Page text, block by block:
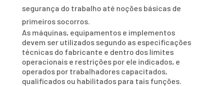
segurança do trabalho até noções básicas de
primeiros socorros.
As máquinas, equipamentos e implementos
devem ser utilizados segundo as especificações
técnicas do fabricante e dentro dos limites
operacionais e restrições por ele indicados, e
operados por trabalhadores capacitados,
qualificados ou habilitados para tais funções.